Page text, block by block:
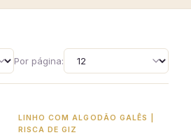
Por página:
-15%
LINHO COM ALGODÃO GALÊS |
RISCA DE GIZ